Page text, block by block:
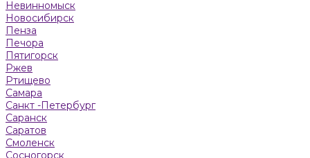
Невинномыск
Новосибирск
Пенза
Печора
Пятигорск
Ржев
Ртищево
Самара
Санкт -Петербург
Саранск
Саратов
Смоленск
Сосногорск